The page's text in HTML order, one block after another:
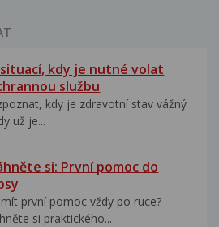
kdy je nutné volat
službu
kdy je zdravotní stav vážný
už je...
si: První pomoc do
mít první pomoc vždy po ruce?
si praktického...